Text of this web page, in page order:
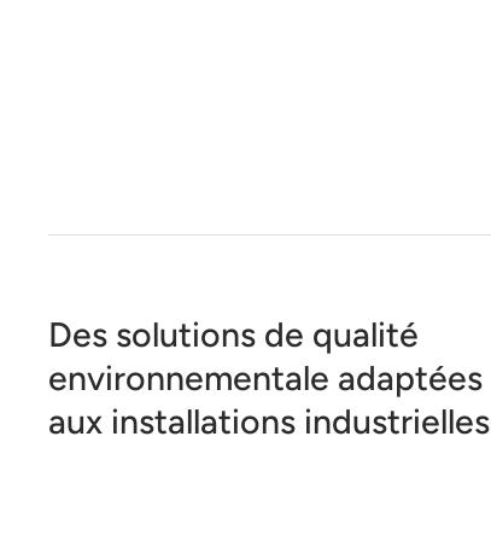
Des solutions de qualité
environnementale adaptées
aux installations industrielles